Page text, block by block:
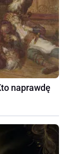
naprawdę